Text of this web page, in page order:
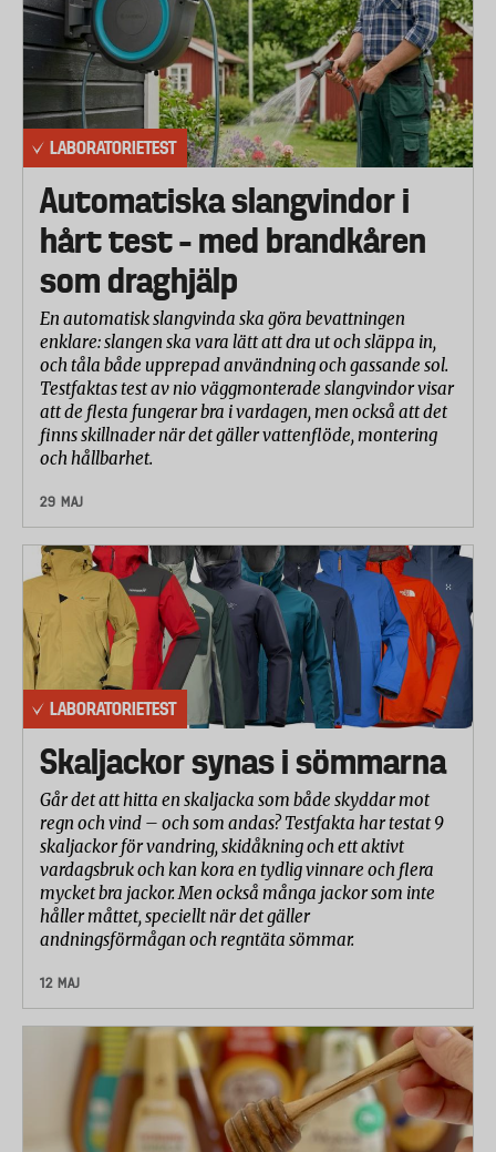
plastmaterial med glatt yta. Kraften som krävs för att
dra igång pulkan mättes.
LABORATORIETEST
Automatiska slangvindor i
hårt test – med brandkåren
som draghjälp
En automatisk slangvinda ska göra bevattningen
enklare: slangen ska vara lätt att dra ut och släppa in,
och tåla både upprepad användning och gassande sol.
Testfaktas test av nio väggmonterade slangvindor visar
att de flesta fungerar bra i vardagen, men också att det
finns skillnader när det gäller vattenflöde, montering
och hållbarhet.
29 MAJ
LABORATORIETEST
Skaljackor synas i sömmarna
Går det att hitta en skaljacka som både skyddar mot
regn och vind – och som andas? Testfakta har testat 9
skaljackor för vandring, skidåkning och ett aktivt
vardagsbruk och kan kora en tydlig vinnare och flera
mycket bra jackor. Men också många jackor som inte
håller måttet, speciellt när det gäller
andningsförmågan och regntäta sömmar.
12 MAJ